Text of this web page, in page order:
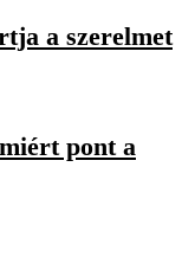
a szerelmet
pont a